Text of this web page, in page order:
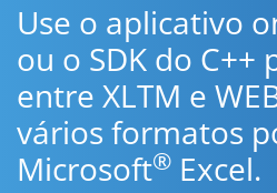
Use o aplicativo
ou o SDK do
entre XLTM e
vários formatos
Microsoft® Excel.